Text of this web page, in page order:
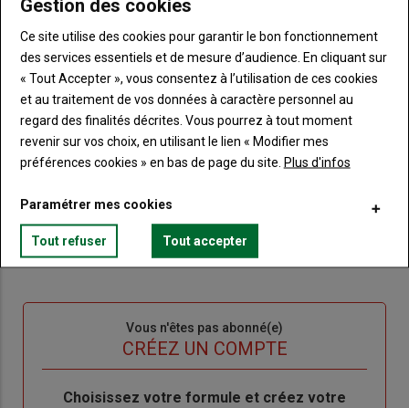
Sous-
titre
Vous êtes abonné(e)
TITRE IDENTIFIEZ-VOUS
Body
Connectez-vous à votre compte pour profiter
de votre abonnement
Lien
un
nouveau
compte"
Créer un nouveau compte
"Réinitialiser
votre
mot
de
Lien
"Je
me
Je me connecte
Vous n'êtes pas abonné(e)
CRÉEZ UN COMPTE
BodyChoisissez votre formule et créez votre
Gestion des cookies
Ce site utilise des cookies pour garantir le bon fonctionnement
des services essentiels et de mesure d’audience. En cliquant sur
« Tout Accepter », vous consentez à l’utilisation de ces cookies
et au traitement de vos données à caractère personnel au
regard des finalités décrites. Vous pourrez à tout moment
revenir sur vos choix, en utilisant le lien « Modifier mes
préférences cookies » en bas de page du site. Plus d'infos
Paramétrer mes cookies
Tout refuser Tout accepter